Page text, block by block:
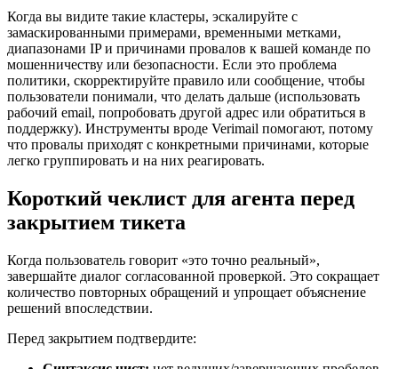
Когда вы видите такие кластеры, эскалируйте с
замаскированными примерами, временными метками,
диапазонами IP и причинами провалов к вашей команде по
мошенничеству или безопасности. Если это проблема
политики, скорректируйте правило или сообщение, чтобы
пользователи понимали, что делать дальше (использовать
рабочий email, попробовать другой адрес или обратиться в
поддержку). Инструменты вроде Verimail помогают, потому
что провалы приходят с конкретными причинами, которые
легко группировать и на них реагировать.
Короткий чеклист для агента перед
закрытием тикета
Когда пользователь говорит «это точно реальный»,
завершайте диалог согласованной проверкой. Это сокращает
количество повторных обращений и упрощает объяснение
решений впоследствии.
Перед закрытием подтвердите: